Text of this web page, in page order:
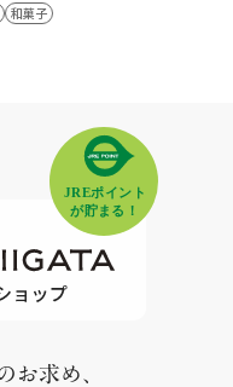
和菓子
お求め、